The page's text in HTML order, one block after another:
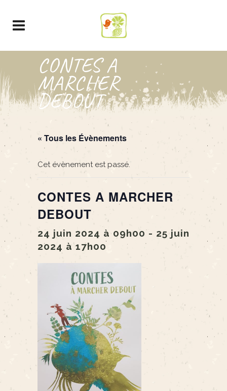
CONTES A
MARCHER
DEBOUT
« Tous les Évènements
Cet évènement est passé.
CONTES A MARCHER
DEBOUT
24 juin 2024 à 09h00- 25 juin
2024 à 17h00